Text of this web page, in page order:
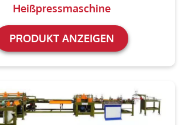
Heißpressmaschine
PRODUKT ANZEIGEN